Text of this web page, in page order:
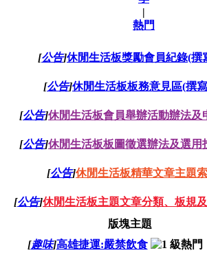
|
熱門
[公告]休閒生活板獎勵會員紀錄(撰
[公告]休閒生活板板務意見區(撰
[公告]休閒生活板會員舉辦活動辦法及
[公告]休閒生活板板圖徵選辦法及選用
[公告]休閒生活板精華文章主題
[公告]休閒生活板主題文章分類、板規
版塊主題
[趣味]高雄捷運:嚴禁飲食